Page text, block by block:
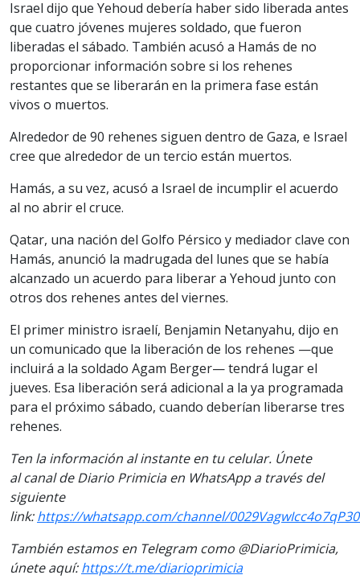
Israel dijo que Yehoud debería haber sido liberada antes
que cuatro jóvenes mujeres soldado, que fueron
liberadas el sábado. También acusó a Hamás de no
proporcionar información sobre si los rehenes
restantes que se liberarán en la primera fase están
vivos o muertos.
Alrededor de 90 rehenes siguen dentro de Gaza, e Israel
cree que alrededor de un tercio están muertos.
Hamás, a su vez, acusó a Israel de incumplir el acuerdo
al no abrir el cruce.
Qatar, una nación del Golfo Pérsico y mediador clave con
Hamás, anunció la madrugada del lunes que se había
alcanzado un acuerdo para liberar a Yehoud junto con
otros dos rehenes antes del viernes.
El primer ministro israelí, Benjamin Netanyahu, dijo en
un comunicado que la liberación de los rehenes —que
incluirá a la soldado Agam Berger— tendrá lugar el
jueves. Esa liberación será adicional a la ya programada
para el próximo sábado, cuando deberían liberarse tres
rehenes.
Ten la información al instante en tu celular. Únete
al canal de Diario Primicia en WhatsApp a través del
siguiente
link:https://whatsapp.com/channel/
También estamos en Telegram como @DiarioPrimicia,
únete aquí:https://t.me/diarioprimicia